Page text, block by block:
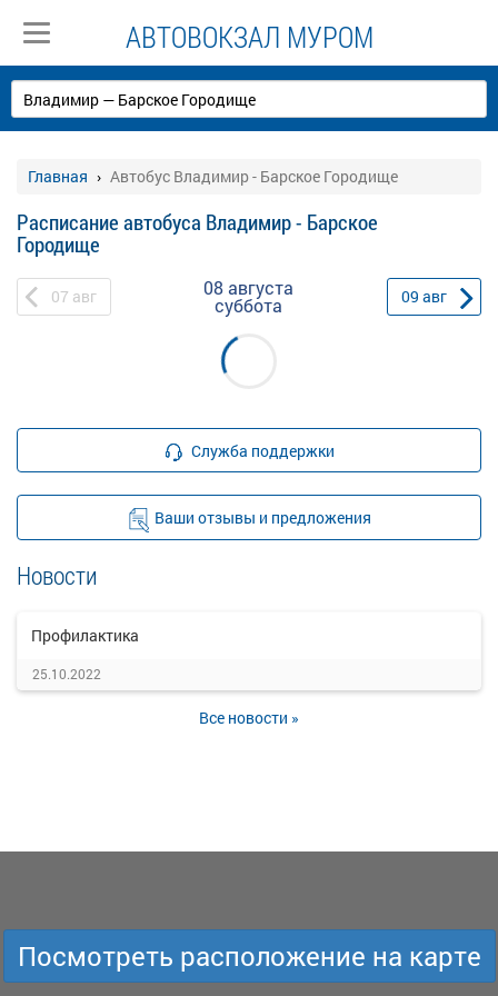
АВТОВОКЗАЛ МУРОМ
Главная Автобус Владимир - Барское Городище
Расписание автобуса Владимир - Барское
Городище
07 авг 08 августа
суббота 09 авг
Служба поддержки
Ваши отзывы и предложения
Новости
Профилактика
25.10.2022
Все новости »
Посмотреть расположение на карте